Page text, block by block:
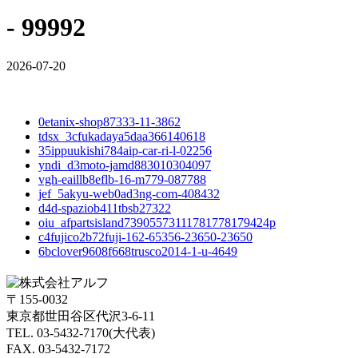
- 99992
2026-07-20
0etanix-shop87333-11-3862
tdsx_3cfukadaya5daa366140618
35ippuukishi784aip-car-ri-l-02256
yndi_d3moto-jamd883010304097
vgh-eaillb8eflb-16-m779-087788
jef_5akyu-web0ad3ng-com-408432
d4d-spaziob411tbsb27322
oiu_afpartsisland73905573111781778179424p
c4fujico2b72fuji-162-65356-23650-23650
6bclover9608f668trusco2014-1-u-4649
〒155-0032
東京都世田谷区代沢3-6-11
TEL. 03-5432-7170(大代表)
FAX. 03-5432-7172